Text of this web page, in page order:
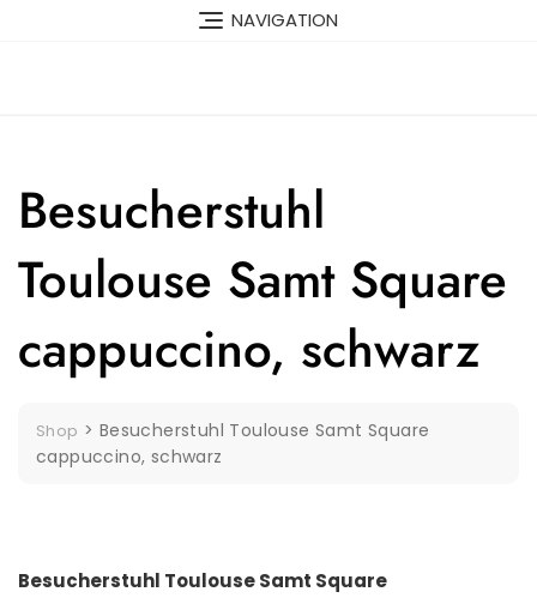
NAVIGATION
Besucherstuhl
Toulouse Samt Square
cappuccino, schwarz
Shop > Besucherstuhl Toulouse Samt Square
cappuccino, schwarz
Besucherstuhl Toulouse Samt Square